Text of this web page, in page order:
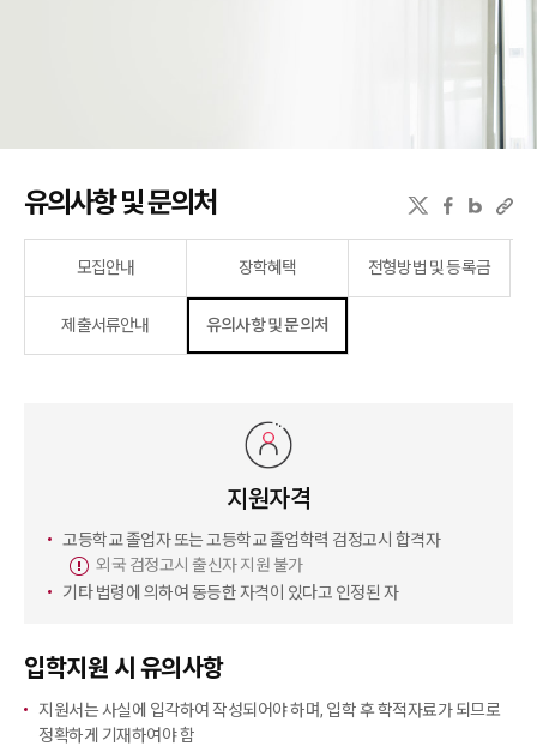
유의사항 및 문의처
모집안내 장학혜택 전형방법 및 등록금
제출서류안내 유의사항 및 문의처
지원자격
고등학교 졸업자 또는 고등학교 졸업학력 검정고시 합격자
외국 검정고시 출신자 지원 불가
기타 법령에 의하여 동등한 자격이 있다고 인정된 자
입학지원 시 유의사항
지원서는 사실에 입각하여 작성되어야 하며, 입학 후 학적자료가 되므로
정확하게 기재하여야 함